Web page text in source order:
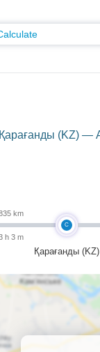
(KZ) —
km
h 3 m
C
Қарағанды (KZ)